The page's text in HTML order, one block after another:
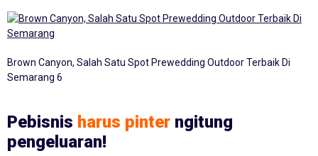
Brown Canyon, Salah Satu Spot Prewedding Outdoor Terbaik Di
Semarang 6
Pebisnis harus pinter ngitung
pengeluaran!